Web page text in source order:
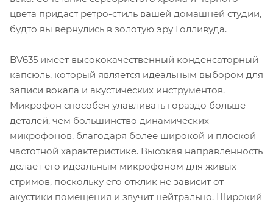
цвета придаст ретро-стиль вашей домашней студии,
будто вы вернулись в золотую эру Голливуда.
BV635 имеет высококачественный конденсаторный
капсюль, который является идеальным выбором для
записи вокала и акустических инструментов.
Микрофон способен улавливать гораздо больше
деталей, чем большинство динамических
микрофонов, благодаря более широкой и плоской
частотной характеристике. Высокая направленность
делает его идеальным микрофоном для живых
стримов, поскольку его отклик не зависит от
акустики помещения и звучит нейтрально. Широкий